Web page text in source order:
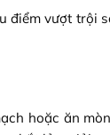
vượt trội
hoặc ăn